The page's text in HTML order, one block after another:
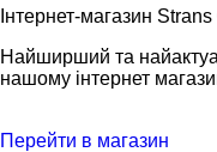
Iнтернет-магазин Strans
Найширший та
нашому інтернет
Перейти в магазин